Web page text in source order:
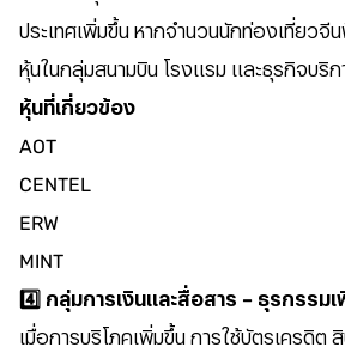
ประเทศเพิ่มขึ้น หากจำนวนนักท่องเที่ยวจี
หุ้นในกลุ่มสนามบิน โรงแรม และธุรกิจบริก
หุ้นที่เกี่ยวข้อง
AOT
CENTEL
ERW
MINT
4️⃣ กลุ่มการเงินและสื่อสาร – ธุรกรรม
เมื่อการบริโภคเพิ่มขึ้น การใช้บัตรเครดิต